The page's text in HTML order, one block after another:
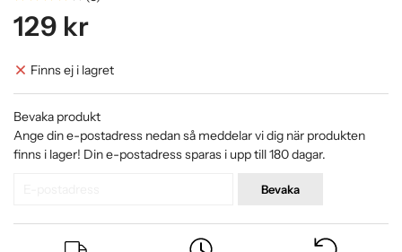
129 kr
Finns ej i lagret
Bevaka produkt
Ange din e-postadress nedan så meddelar vi dig när produkten
finns i lager! Din e-postadress sparas i upp till 180 dagar.
Bevaka